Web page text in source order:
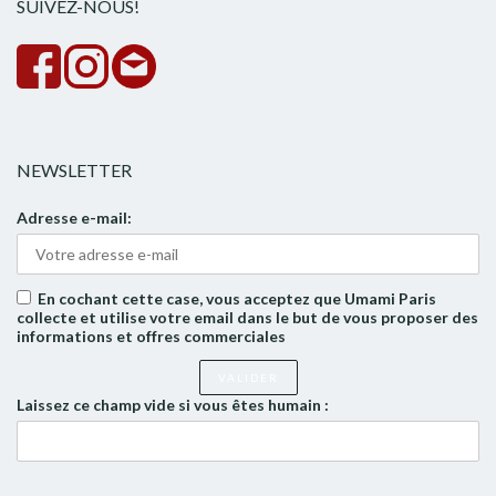
SUIVEZ-NOUS!
NEWSLETTER
Adresse e-mail:
En cochant cette case, vous acceptez que Umami Paris
collecte et utilise votre email dans le but de vous proposer des
informations et offres commerciales
Laissez ce champ vide si vous êtes humain :